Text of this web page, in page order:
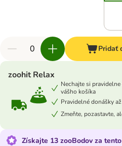
Pridať
zoohit Relax
Nechajte si
vášho košíka
Pravidelné donášky
Zmeňte, pozastavte,
Získajte 13 zooBodov za